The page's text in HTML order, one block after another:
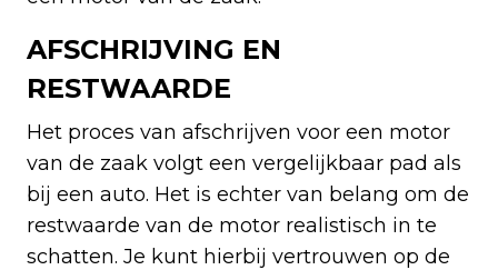
AFSCHRIJVING EN
RESTWAARDE
Het proces van afschrijven voor een motor
van de zaak volgt een vergelijkbaar pad als
bij een auto. Het is echter van belang om de
restwaarde van de motor realistisch in te
schatten. Je kunt hierbij vertrouwen op de